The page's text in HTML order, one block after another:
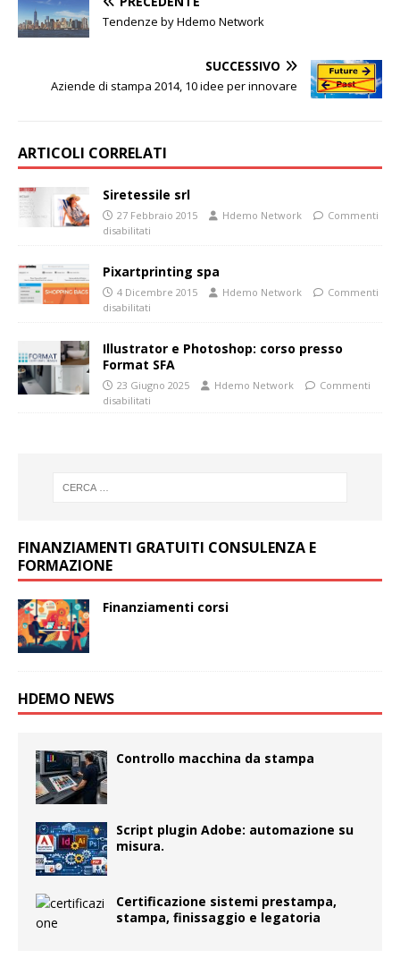
Tendenze by Hdemo Network
SUCCESSIVO
Aziende di stampa 2014, 10 idee per innovare
ARTICOLI CORRELATI
Siretessile srl
27 Febbraio 2015 Hdemo Network
Commenti
disabilitati
Pixartprinting spa
4 Dicembre 2015 Hdemo Network
Commenti
disabilitati
Illustrator e Photoshop: corso presso
Format SFA
23 Giugno 2025 Hdemo Network
Commenti
disabilitati
FINANZIAMENTI GRATUITI CONSULENZA E
FORMAZIONE
Finanziamenti corsi
HDEMO NEWS
Controllo macchina da stampa
Script plugin Adobe: automazione su
misura.
Certificazione sistemi prestampa,
stampa, finissaggio e legatoria